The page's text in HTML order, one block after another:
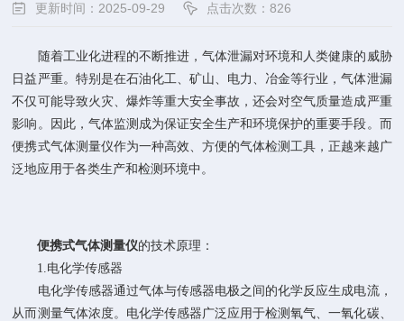
更新时间：2025-09-29 点击次数：826
随着工业化进程的不断推进，气体泄漏对环境和人类健康的威胁
日益严重。特别是在石油化工、矿山、电力、冶金等行业，气体泄漏
不仅可能导致火灾、爆炸等重大安全事故，还会对空气质量造成严重
影响。因此，气体监测成为保证安全生产和环境保护的重要手段。而
便携式气体测量仪作为一种高效、方便的气体检测工具，正越来越广
泛地应用于各类生产和检测环境中。
便携式气体测量仪的技术原理：
1.电化学传感器
电化学传感器通过气体与传感器电极之间的化学反应生成电流，
从而测量气体浓度。电化学传感器广泛应用于检测氧气、一氧化碳、